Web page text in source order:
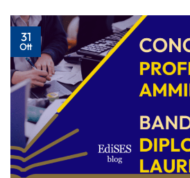
31
Ott